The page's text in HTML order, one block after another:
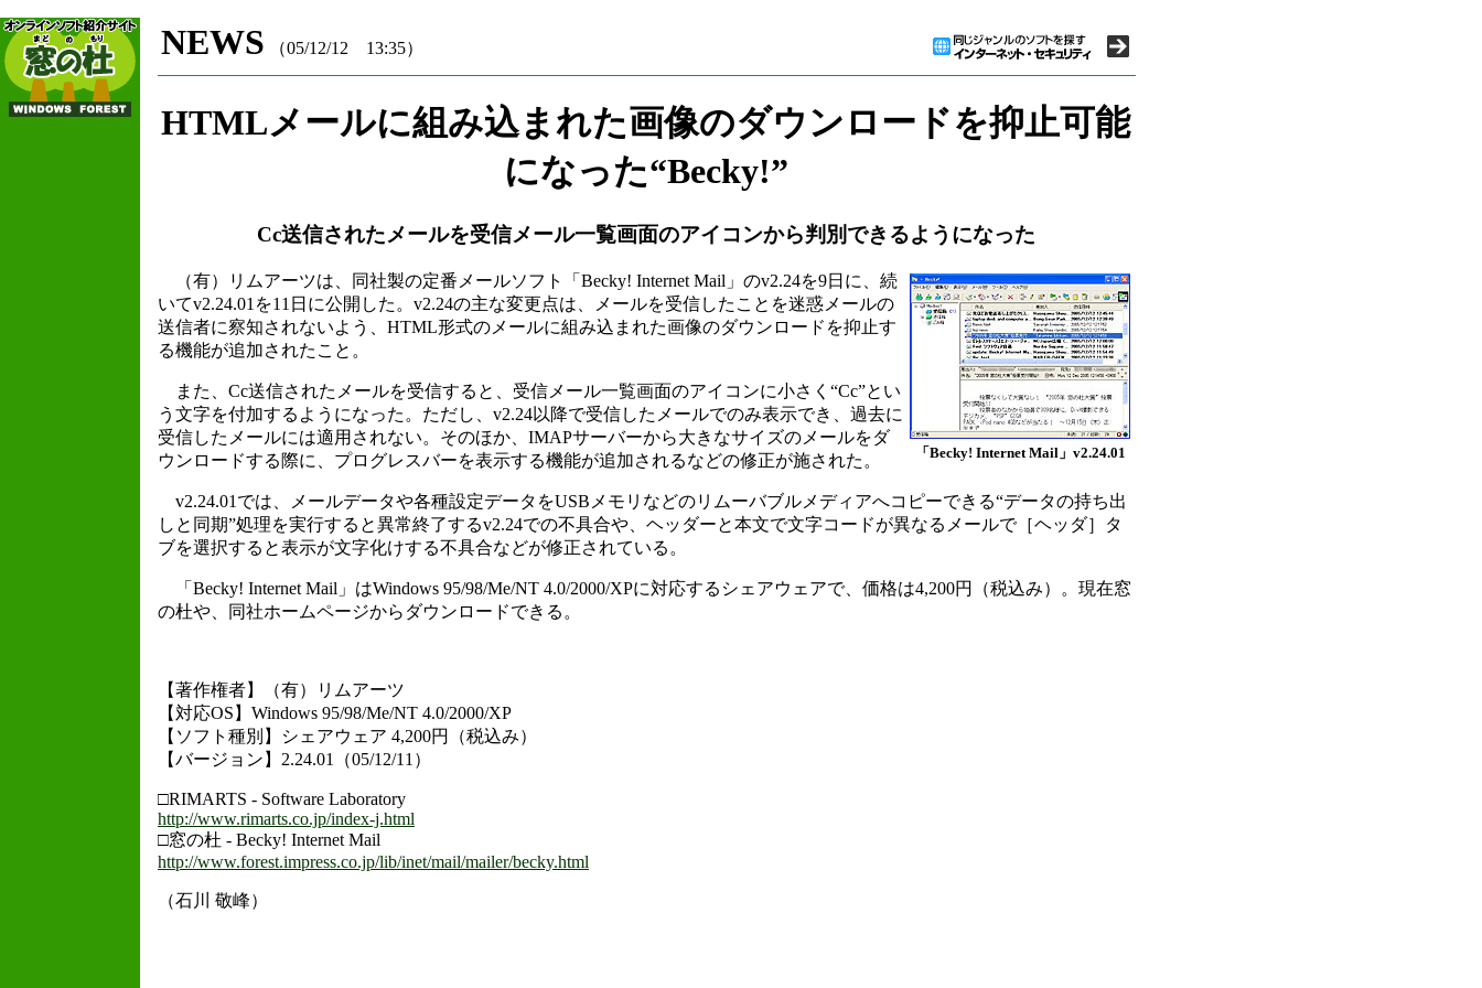
NEWS （05/12/12 13:35）
HTMLメールに組み込まれた画像のダウンロードを抑止可能
になった“Becky!”
Cc送信されたメールを受信メール一覧画面のアイコンから判別できるようになった
「Becky! Internet Mail」v2.24.01
（有）リムアーツは、同社製の定番メールソフト「Becky! Internet Mail」のv2.24を9日に、続
いてv2.24.01を11日に公開した。v2.24の主な変更点は、メールを受信したことを迷惑メールの
送信者に察知されないよう、HTML形式のメールに組み込まれた画像のダウンロードを抑止す
る機能が追加されたこと。
また、Cc送信されたメールを受信すると、受信メール一覧画面のアイコンに小さく“Cc”とい
う文字を付加するようになった。ただし、v2.24以降で受信したメールでのみ表示でき、過去に
受信したメールには適用されない。そのほか、IMAPサーバーから大きなサイズのメールをダ
ウンロードする際に、プログレスバーを表示する機能が追加されるなどの修正が施された。
v2.24.01では、メールデータや各種設定データをUSBメモリなどのリムーバブルメディアへコピーできる“データの持ち出
しと同期”処理を実行すると異常終了するv2.24での不具合や、ヘッダーと本文で文字コードが異なるメールで［ヘッダ］タ
ブを選択すると表示が文字化けする不具合などが修正されている。
「Becky! Internet Mail」はWindows 95/98/Me/NT 4.0/2000/XPに対応するシェアウェアで、価格は4,200円（税込み）。現在窓
の杜や、同社ホームページからダウンロードできる。
【著作権者】（有）リムアーツ
【対応OS】Windows 95/98/Me/NT 4.0/2000/XP
【ソフト種別】シェアウェア 4,200円（税込み）
【バージョン】2.24.01（05/12/11）
□RIMARTS - Software Laboratory
http://www.rimarts.co.jp/index-j.html
□窓の杜 - Becky! Internet Mail
http://www.forest.impress.co.jp/lib/inet/mail/mailer/becky.html
（石川 敬峰）